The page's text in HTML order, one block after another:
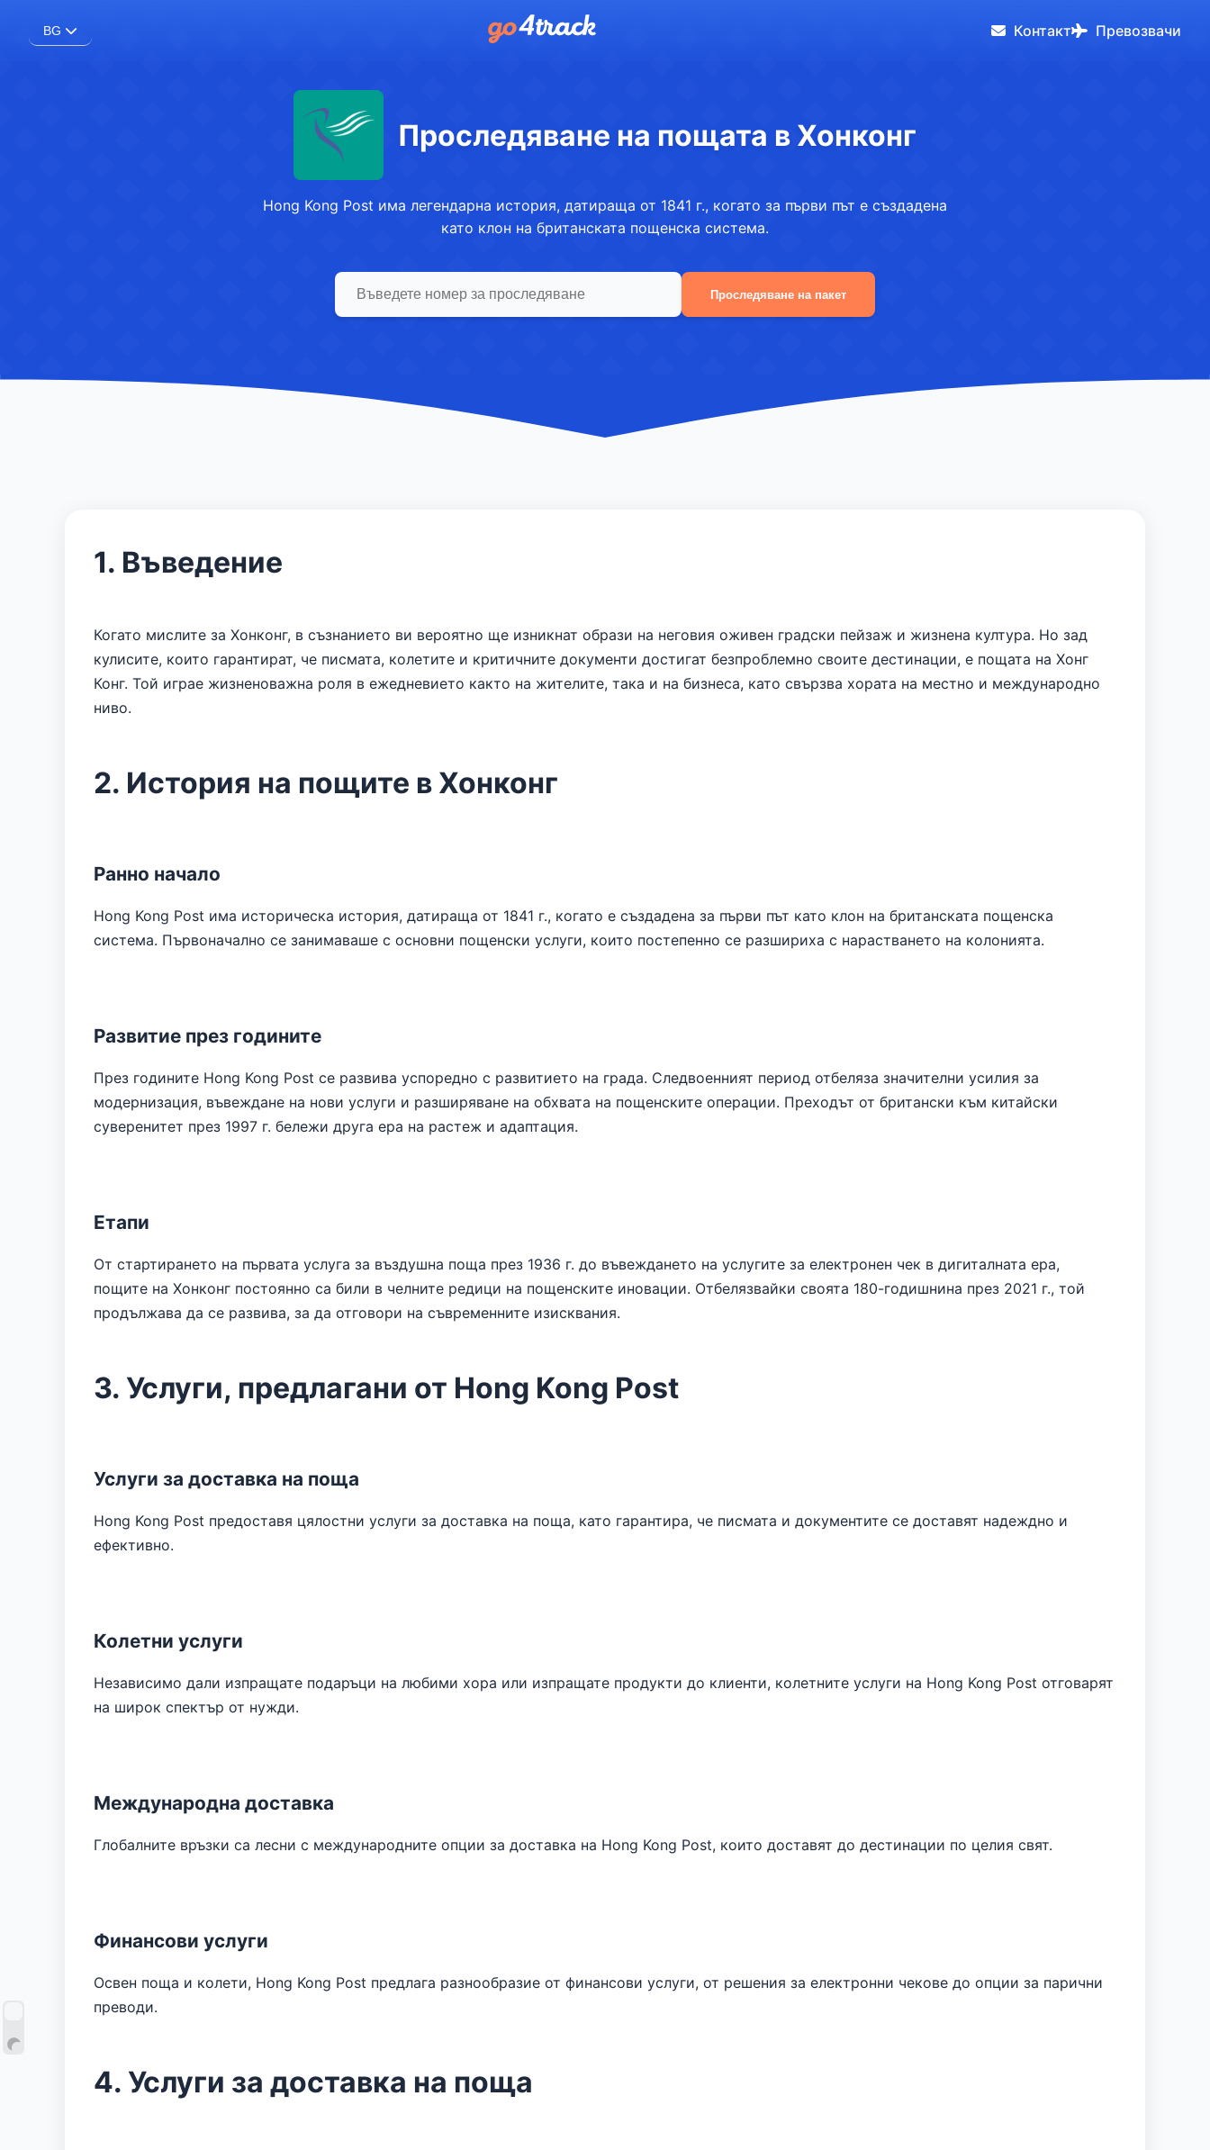
BG Контакт Превозвачи
Проследяване на пощата в Хонконг
Hong Kong Post има легендарна история, датираща от 1841 г., когато за първи път е създадена
като клон на британската пощенска система.
Проследяване на пакет
1. Въведение
Когато мислите за Хонконг, в съзнанието ви вероятно ще изникнат образи на неговия оживен градски пейзаж и жизнена култура. Но зад
кулисите, които гарантират, че писмата, колетите и критичните документи достигат безпроблемно своите дестинации, е пощата на Хонг
Конг. Той играе жизненоважна роля в ежедневието както на жителите, така и на бизнеса, като свързва хората на местно и международно
ниво.
2. История на пощите в Хонконг
Ранно начало
Hong Kong Post има историческа история, датираща от 1841 г., когато е създадена за първи път като клон на британската пощенска
система. Първоначално се занимаваше с основни пощенски услуги, които постепенно се разшириха с нарастването на колонията.
Развитие през годините
През годините Hong Kong Post се развива успоредно с развитието на града. Следвоенният период отбеляза значителни усилия за
модернизация, въвеждане на нови услуги и разширяване на обхвата на пощенските операции. Преходът от британски към китайски
суверенитет през 1997 г. бележи друга ера на растеж и адаптация.
Етапи
От стартирането на първата услуга за въздушна поща през 1936 г. до въвеждането на услугите за електронен чек в дигиталната ера,
пощите на Хонконг постоянно са били в челните редици на пощенските иновации. Отбелязвайки своята 180-годишнина през 2021 г., той
продължава да се развива, за да отговори на съвременните изисквания.
3. Услуги, предлагани от Hong Kong Post
Услуги за доставка на поща
Hong Kong Post предоставя цялостни услуги за доставка на поща, като гарантира, че писмата и документите се доставят надеждно и
ефективно.
Колетни услуги
Независимо дали изпращате подаръци на любими хора или изпращате продукти до клиенти, колетните услуги на Hong Kong Post отговарят
на широк спектър от нужди.
Международна доставка
Глобалните връзки са лесни с международните опции за доставка на Hong Kong Post, които доставят до дестинации по целия свят.
Финансови услуги
Освен поща и колети, Hong Kong Post предлага разнообразие от финансови услуги, от решения за електронни чекове до опции за парични
преводи.
4. Услуги за доставка на поща